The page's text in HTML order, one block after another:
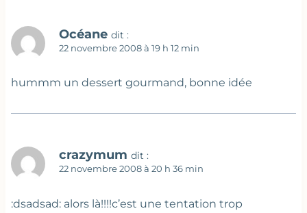
Océane dit :
22 novembre 2008 à 19 h 12 min
hummm un dessert gourmand, bonne idée
crazymum dit :
22 novembre 2008 à 20 h 36 min
:dsadsad: alors là!!!!c’est une tentation trop